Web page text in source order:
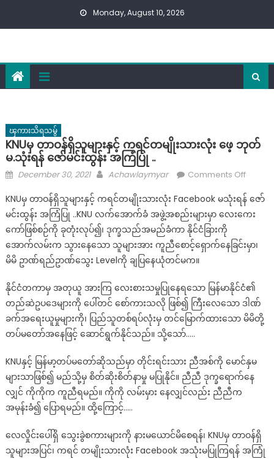
Monday, August 10, 2026
ၾကားသိရသမွ်
KNUမှ တာဝန်ရှိသူများနှင့် ကရင်တမျိုးသားလုံး ဖေ့ ဘုတ်
မ.သုံးရန် ဇော်မင်းထွန်း အကြံပြု ..
Posted
December 30, 2021 Author
Achawlaymyar Comments Offon
တာဝန်ရှိ
သူများ
င့်
မျိုး
သား
လုံး
မ.သုံး
ရန်
ဇော်
အကြံပြု
..
KNUမှ တာဝန်ရှိသူများနှင့် ကရင်တမျိုးသားလုံး Facebook မသုံးရန် ဇော်
မင်းထွန်း အကြံပြု ..KNU လက်အောက်ခံ အဖွဲ့အစည်းများမှာ လေးကေး
ကော်ဖြစ်စဉ်ကို ခုတုံးလုပ်၍၊ ဒုက္ခသည်အမည်ခံကာ နိုင်ငံခြားကို
အောက်လမ်းက သွားနေသော သူများအား ကူညီစောင့်ရှောက်နေခြင်းမှာ၊
မိမိ ဥာဏ်ရည်ဥာဏ်သွေး Levelကို ချပြနေယုံတင်မက။
နိုင်ငံတကာမှ အတုယူ အားကြ လေးစားသမှုပြုနေရသော မြန်မာနိုင်ငံ၏
တည်ဆဲဥပဒေများကို ပေါ်တင် စော်ကားသလို ဖြစ်၍ ကြီးလေသော ဒါဏ်
ခက်အရေးယူမှုများကို၊ ပြည်သူတစ်ရပ်လုံးမှ တင်မြောက်ထားသော မိမိတို့
တပ်မတော်အနေဖြင့် ဆောင်ရွက်နိုင်သည်။ သို့သော်…..
KNUနှင့် မြန်မာ့တပ်မတော်ဆိုသည်မှာ တိုင်းရင်းသား ညီအစ်ကို မောင်နှမ
များသာဖြစ်၍ မည်သို့မှ စိတ်ဆိုးစိတ်နာမှု မပြုနိုင်။ ညီညီ ဒုက္ခရောက်နေ
လျှင် ကိုကိုက ကူညီရမည်။ ကိုကို လမ်းမှား နေလျှင်လည်း ညီညီက
အမုန်းခံ၍ ပြောရမည်။ ထို့ကြောင့်…..
လေလှိုင်းပေါ်ရှိ သွေးခွဲစကားများကို နားမယောင်မိစေရန်၊ KNUမှ တာဝန်ရှိ
သူများအပြင်၊ ကရင် တမျိုးသားလုံး Facebook အသုံးမပြုကြရန် အကြုံ